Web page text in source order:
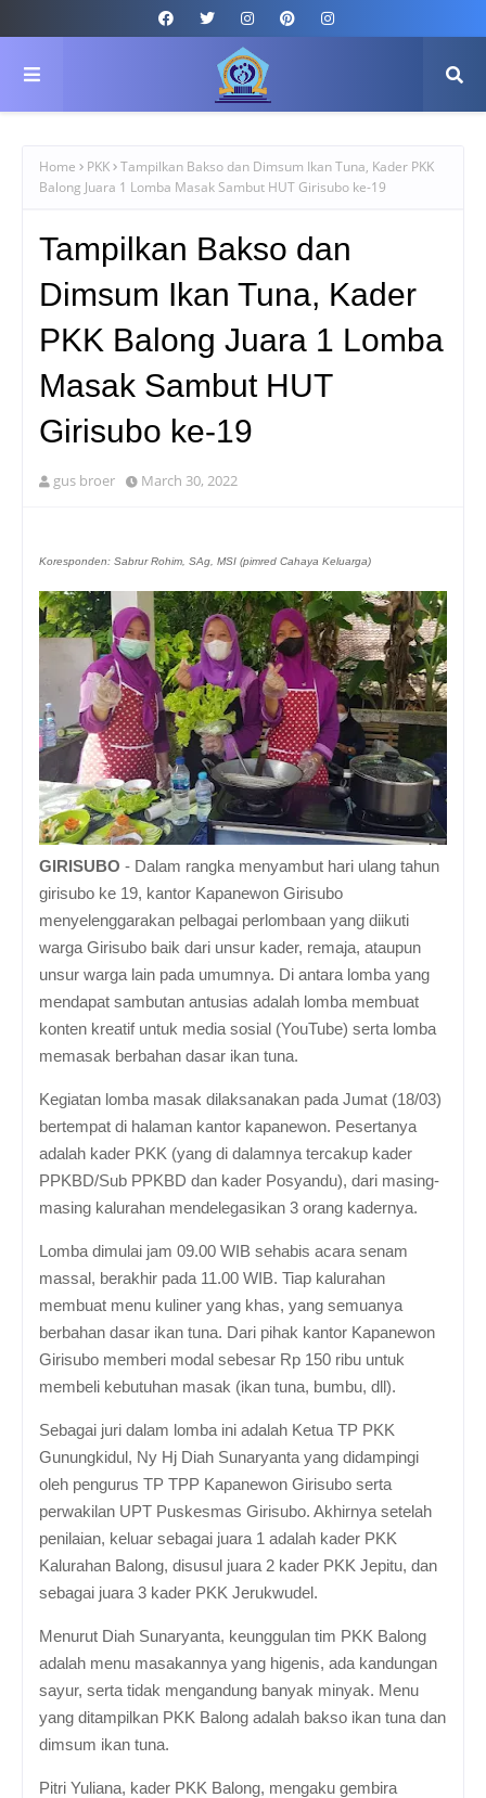
Home PKK Tampilkan Bakso dan Dimsum Ikan Tuna, Kader PKK
Balong Juara 1 Lomba Masak Sambut HUT Girisubo ke-19
Tampilkan Bakso dan
Dimsum Ikan Tuna, Kader
PKK Balong Juara 1 Lomba
Masak Sambut HUT
Girisubo ke-19
gus broer March 30, 2022
Koresponden: Sabrur Rohim, SAg, MSI (pimred Cahaya Keluarga)
GIRISUBO - Dalam rangka menyambut hari ulang tahun
girisubo ke 19, kantor Kapanewon Girisubo
menyelenggarakan pelbagai perlombaan yang diikuti
warga Girisubo baik dari unsur kader, remaja, ataupun
unsur warga lain pada umumnya. Di antara lomba yang
mendapat sambutan antusias adalah lomba membuat
konten kreatif untuk media sosial (YouTube) serta lomba
memasak berbahan dasar ikan tuna.
Kegiatan lomba masak dilaksanakan pada Jumat (18/03)
bertempat di halaman kantor kapanewon. Pesertanya
adalah kader PKK (yang di dalamnya tercakup kader
PPKBD/Sub PPKBD dan kader Posyandu), dari masing-
masing kalurahan mendelegasikan 3 orang kadernya.
Lomba dimulai jam 09.00 WIB sehabis acara senam
massal, berakhir pada 11.00 WIB. Tiap kalurahan
membuat menu kuliner yang khas, yang semuanya
berbahan dasar ikan tuna. Dari pihak kantor Kapanewon
Girisubo memberi modal sebesar Rp 150 ribu untuk
membeli kebutuhan masak (ikan tuna, bumbu, dll).
Sebagai juri dalam lomba ini adalah Ketua TP PKK
Gunungkidul, Ny Hj Diah Sunaryanta yang didampingi
oleh pengurus TP TPP Kapanewon Girisubo serta
perwakilan UPT Puskesmas Girisubo. Akhirnya setelah
penilaian, keluar sebagai juara 1 adalah kader PKK
Kalurahan Balong, disusul juara 2 kader PKK Jepitu, dan
sebagai juara 3 kader PKK Jerukwudel.
Menurut Diah Sunaryanta, keunggulan tim PKK Balong
adalah menu masakannya yang higenis, ada kandungan
sayur, serta tidak mengandung banyak minyak. Menu
yang ditampilkan PKK Balong adalah bakso ikan tuna dan
dimsum ikan tuna.
Pitri Yuliana, kader PKK Balong, mengaku gembira